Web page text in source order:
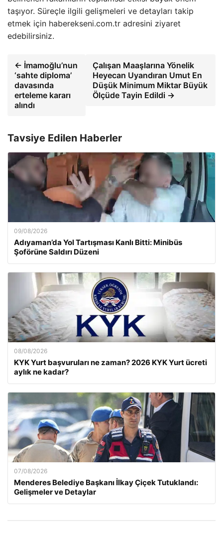
taşıyor. Süreçle ilgili gelişmeleri ve detayları takip
etmek için haberekseni.com.tr adresini ziyaret
edebilirsiniz.
← İmamoğlu’nun
‘sahte diploma’
davasında
erteleme kararı
alındı
Çalışan Maaşlarına Yönelik
Heyecan Uyandıran Umut En
Düşük Minimum Miktar Büyük
Ölçüde Tayin Edildi →
Tavsiye Edilen Haberler
09/08/2026
Adıyaman’da Yol Tartışması Kanlı Bitti: Minibüs
Şoförüne Saldırı Düzeni
08/08/2026
KYK Yurt başvuruları ne zaman? 2026 KYK Yurt ücreti
aylık ne kadar?
07/08/2026
Menderes Belediye Başkanı İlkay Çiçek Tutuklandı:
Gelişmeler ve Detaylar